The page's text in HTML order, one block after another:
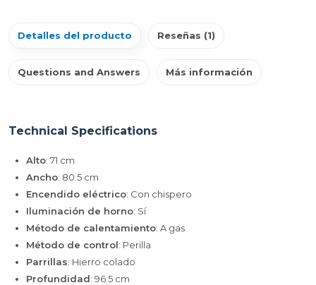
Detalles del producto Reseñas (1)
Questions and Answers Más información
Technical Specifications
Alto: 71 cm
Ancho: 80.5 cm
Encendido eléctrico: Con chispero
Iluminación de horno: Sí
Método de calentamiento: A gas
Método de control: Perilla
Parrillas: Hierro colado
Profundidad: 96.5 cm